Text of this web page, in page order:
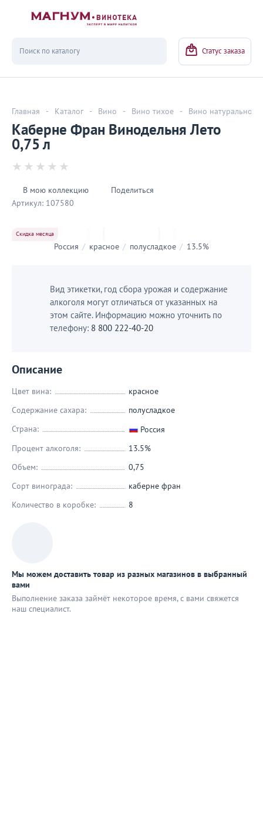
Статус заказа
Главная - Каталог - Вино - Вино тихое - Вино натуральное
Каберне Фран Винодельня Лето
0,75 л
В мою коллекцию
Поделиться
Артикул: 107580
Скидка месяца
Россия / красное / полусладкое / 13.5%
Вид этикетки, год сбора урожая и содержание
алкоголя могут отличаться от указанных на
этом сайте. Информацию можно уточнить по
телефону: 8 800 222-40-20
Описание
Цвет вина:
красное
Содержание сахара:
полусладкое
Страна:
Россия
Процент алкоголя:
13.5%
Объем:
0,75
Сорт винограда:
каберне фран
Количество в коробке:
8
Мы можем доставить товар из разных магазинов в выбранный
вами
Выполнение заказа займёт некоторое время, с вами свяжется
наш специaлист.